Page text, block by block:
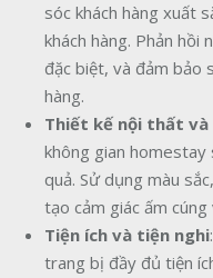
sóc khách hàng xuất
khách hàng. Phản hồi
đặc biệt, và đảm bảo
hàng.
Thiết kế nội thất và
không gian homestay
quả. Sử dụng màu
tạo cảm giác ấm
Tiện ích và tiện nghi
trang bị đầy đủ tiện